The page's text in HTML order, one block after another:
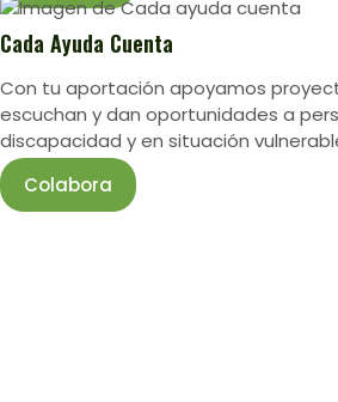
Cada Ayuda Cuenta
Con tu aportación apoyamos
escuchan y dan oportunidades a
discapacidad y en situación
Colabora